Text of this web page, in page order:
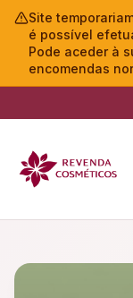
Site
é possível
Pode aceder à
encomendas